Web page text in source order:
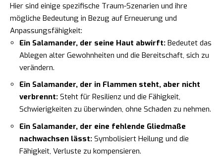
Hier sind einige spezifische Traum-Szenarien und ihre
mögliche Bedeutung in Bezug auf Erneuerung und
Anpassungsfähigkeit:
Ein Salamander, der seine Haut abwirft: Bedeutet das
Ablegen alter Gewohnheiten und die Bereitschaft, sich zu
verändern.
Ein Salamander, der in Flammen steht, aber nicht
verbrennt: Steht für Resilienz und die Fähigkeit,
Schwierigkeiten zu überwinden, ohne Schaden zu nehmen.
Ein Salamander, der eine fehlende Gliedmaße
nachwachsen lässt: Symbolisiert Heilung und die
Fähigkeit, Verluste zu kompensieren.